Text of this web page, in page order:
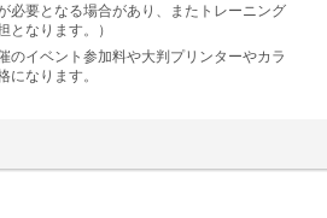
必要となる場合があり、またトレーニング
となります。）
のイベント参加料や大判プリンターやカラ
になります。